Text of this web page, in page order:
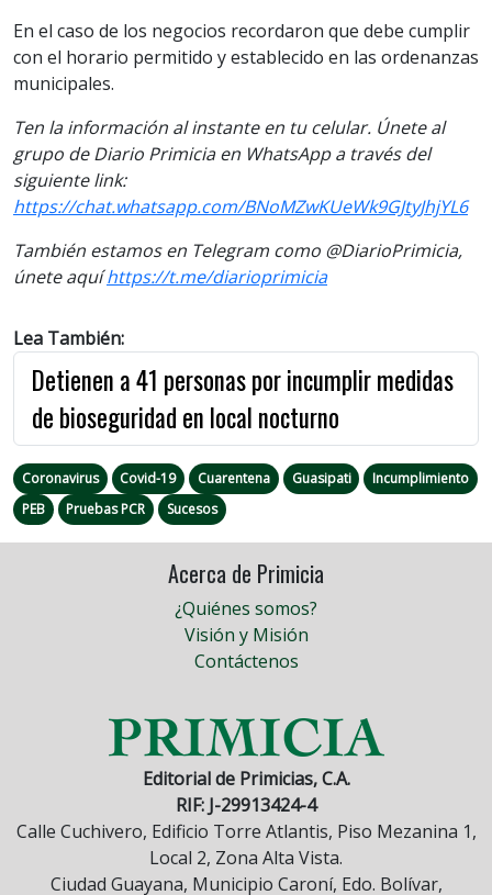
En el caso de los negocios recordaron que debe cumplir
con el horario permitido y establecido en las ordenanzas
municipales.
Ten la información al instante en tu celular. Únete al
grupo de Diario Primicia en WhatsApp a través del
siguiente link:
https://chat.whatsapp.com/BNoMZwKUeWk9GJtyJhjYL6
También estamos en Telegram como @DiarioPrimicia,
únete aquíhttps://t.me/diarioprimicia
Lea También:
Detienen a 41 personas por incumplir medidas
de bioseguridad en local nocturno
Coronavirus Covid-19 Cuarentena Guasipati
Incumplimiento
PEB
Pruebas PCR Sucesos
Acerca de Primicia
¿Quiénes somos?
Visión y Misión
Contáctenos
Editorial de Primicias, C.A.
RIF: J-29913424-4
Calle Cuchivero, Edificio Torre Atlantis, Piso Mezanina 1,
Local 2, Zona Alta Vista.
Ciudad Guayana, Municipio Caroní, Edo. Bolívar,